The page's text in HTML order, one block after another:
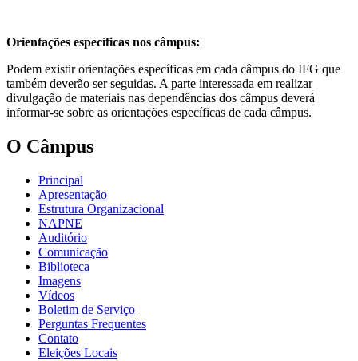
Orientações específicas nos câmpus:
Podem existir orientações específicas em cada câmpus do IFG que
também deverão ser seguidas. A parte interessada em realizar
divulgação de materiais nas dependências dos câmpus deverá
informar-se sobre as orientações específicas de cada câmpus.
O Câmpus
Principal
Apresentação
Estrutura Organizacional
NAPNE
Auditório
Comunicação
Biblioteca
Imagens
Vídeos
Boletim de Serviço
Perguntas Frequentes
Contato
Eleições Locais